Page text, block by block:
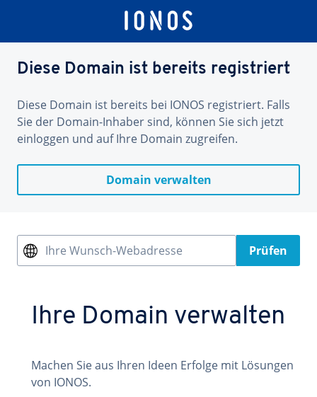
Diese Domain ist bereits registriert
Diese Domain ist bereits bei IONOS registriert. Falls
Sie der Domain-Inhaber sind, können Sie sich jetzt
einloggen und auf Ihre Domain zugreifen.
Domain verwalten
Ihre Wunsch-Webadresse Prüfen
Ihre Domain verwalten
Machen Sie aus Ihren Ideen Erfolge mit Lösungen
von IONOS.